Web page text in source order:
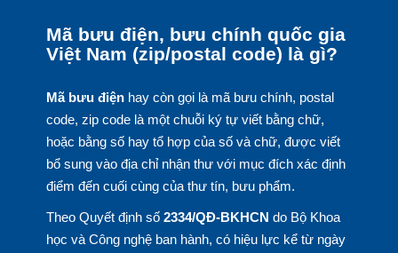
Mã bưu điện, bưu chính quốc gia
Việt Nam (zip/postal code) là gì?
Mã bưu điệnhay còn gọi là mã bưu chính, postal
code, zip code là một chuỗi ký tự viết bằng chữ,
hoặc bằng số hay tổ hợp của số và chữ, được viết
bổ sung vào địa chỉ nhận thư với mục đích xác định
điểm đến cuối cùng của thư tín, bưu phẩm.
Theo Quyết định số 2334/QĐ-BKHCN do Bộ Khoa
học và Công nghệ ban hành, có hiệu lực kể từ ngày